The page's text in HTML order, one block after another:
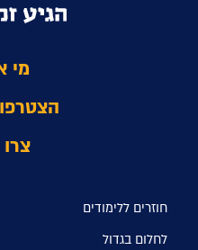
מי
חוזרים ללימודים
לחלום בגדול